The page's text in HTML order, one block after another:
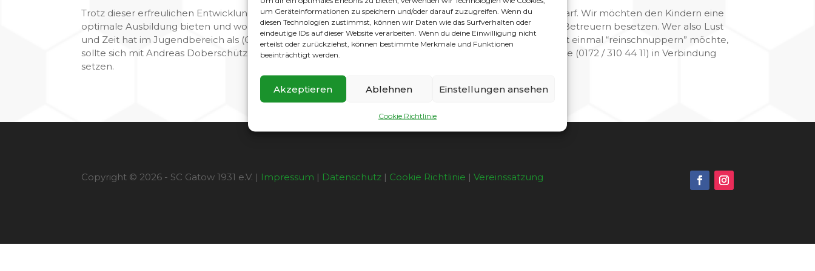
um Geräteinformationen zu speichern und/oder darauf zuzugreifen. Wenn du
diesen Technologien zustimmst, können wir Daten wie das Surfverhalten oder
eindeutige IDs auf dieser Website verarbeiten. Wenn du deine Einwilligung nicht
erteilst oder zurückziehst, können bestimmte Merkmale und Funktionen
beeinträchtigt werden.
Akzeptieren Ablehnen Einstellungen ansehen
Cookie Richtlinie
Trotz dieser erfreulichen Entwicklung haben wir vor allen Dingen im Kleinfeldbereich noch weiteren Bedarf. Wir möchten den Kindern eine
optimale Ausbildung bieten und wollen alle Altersgruppen mit mindestens2 Trainern und zuverlässigen Betreuern besetzen. Wer also Lust
und Zeit hat im Jugendbereich als (Co.-) Trainer oder Betreuung einzusteigen oder vielleicht auch nur erst einmal “reinschnuppern” möchte,
sollte sich mit Andreas Doberschütz (0172 / 391 25 77), Petra Drescher (0173 / 203 50 48) oder Bernd Trepte (0172 / 310 44 11) in Verbindung
setzen.
Copyright © 2026 - SC Gatow 1931 e.V. | Impressum | Datenschutz | Cookie Richtlinie |Vereinssatzung